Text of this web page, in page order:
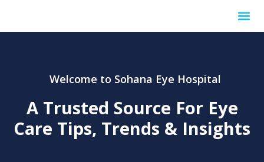
Welcome to Sohana Eye Hospital
A Trusted Source For Eye
Care Tips, Trends & Insights